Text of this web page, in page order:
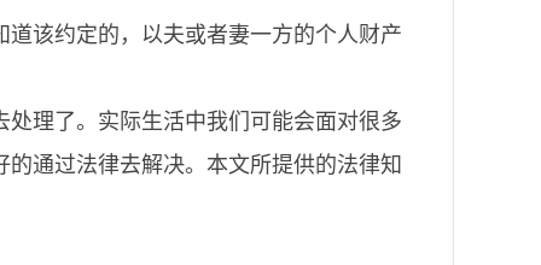
该约定的，以夫或者妻一方的个人财产
理了。实际生活中我们可能会面对很多
通过法律去解决。本文所提供的法律知